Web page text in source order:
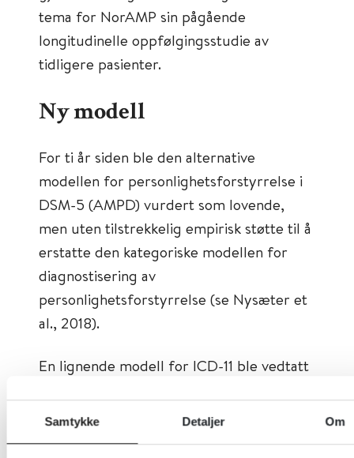
Samtykke Detaljer Om
tema for NorAMP sin pågående
longitudinelle oppfølgingsstudie av
tidligere pasienter.
Ny modell
For ti år siden ble den alternative
modellen for personlighetsforstyrrelse i
DSM-5 (AMPD) vurdert som lovende,
men uten tilstrekkelig empirisk støtte til å
erstatte den kategoriske modellen for
diagnostisering av
personlighetsforstyrrelse (se Nysæter et
al., 2018).
En lignende modell for ICD-11 ble vedtatt
2023). Begge modeller innebærer en